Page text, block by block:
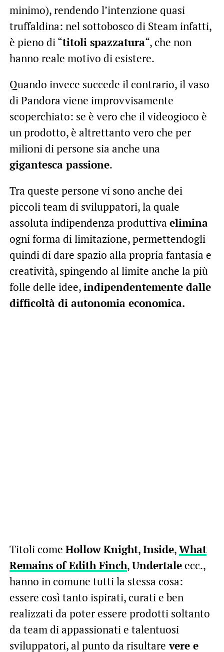
minimo), rendendo l’intenzione quasi
truffaldina: nel sottobosco di Steam infatti,
è pieno di “titoli spazzatura“, che non
hanno reale motivo di esistere.
Quando invece succede il contrario, il vaso
di Pandora viene improvvisamente
scoperchiato: se è vero che il videogioco è
un prodotto, è altrettanto vero che per
milioni di persone sia anche una
gigantesca passione.
Tra queste persone vi sono anche dei
piccoli team di sviluppatori, la quale
assoluta indipendenza produttiva elimina
ogni forma di limitazione, permettendogli
quindi di dare spazio alla propria fantasia e
creatività, spingendo al limite anche la più
folle delle idee,indipendentemente dalle
difficoltà di autonomia economica.
Titoli come Hollow Knight,Inside,What
Remains of Edith Finch,Undertaleecc.,
hanno in comune tutti la stessa cosa:
essere così tanto ispirati, curati e ben
realizzati da poter essere prodotti soltanto
da team di appassionati e talentuosi
sviluppatori, al punto da risultare vere e